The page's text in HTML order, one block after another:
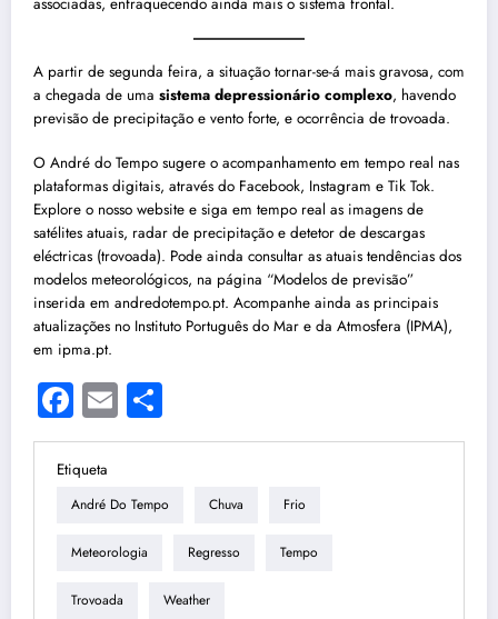
associadas, enfraquecendo ainda mais o sistema frontal.
A partir de segunda feira, a situação tornar-se-á mais gravosa, com
a chegada de uma sistema depressionário complexo, havendo
previsão de precipitação e vento forte, e ocorrência de trovoada.
O André do Tempo sugere o acompanhamento em tempo real nas
plataformas digitais, através do Facebook, Instagram e Tik Tok.
Explore o nosso website e siga em tempo real as imagens de
satélites atuais, radar de precipitação e detetor de descargas
eléctricas (trovoada). Pode ainda consultar as atuais tendências dos
modelos meteorológicos, na página “Modelos de previsão”
inserida em andredotempo.pt. Acompanhe ainda as principais
atualizações no Instituto Português do Mar e da Atmosfera (IPMA),
em ipma.pt.
Facebook
Email
Etiqueta
André Do Tempo Chuva Frio
Meteorologia Regresso Tempo
Trovoada Weather